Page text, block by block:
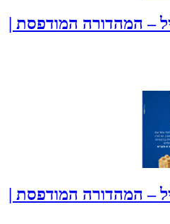
– המהדורה המודפסת |
– המהדורה המודפסת |